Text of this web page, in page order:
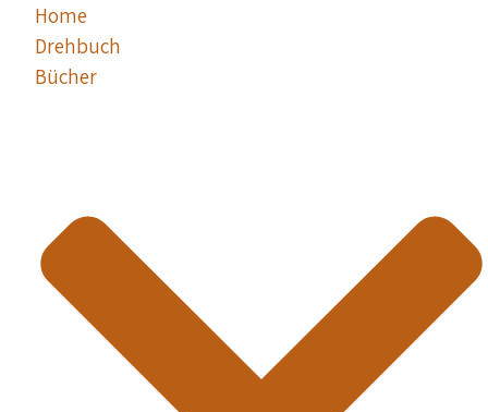
Home
Drehbuch
Bücher